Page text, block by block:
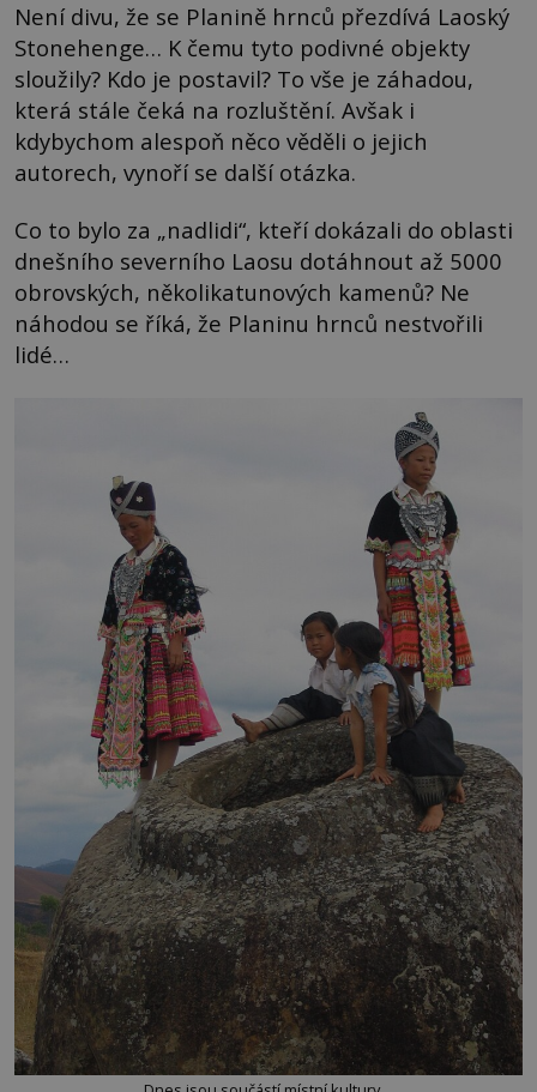
Není divu, že se Planině hrnců přezdívá Laoský
Stonehenge… K čemu tyto podivné objekty
sloužily? Kdo je postavil? To vše je záhadou,
která stále čeká na rozluštění. Avšak i
kdybychom alespoň něco věděli o jejich
autorech, vynoří se další otázka.
Co to bylo za „nadlidi“, kteří dokázali do oblasti
dnešního severního Laosu dotáhnout až 5000
obrovských, několikatunových kamenů? Ne
náhodou se říká, že Planinu hrnců nestvořili
lidé…